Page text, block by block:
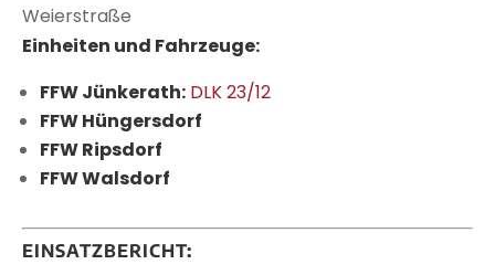
Weierstraße
Einheiten und Fahrzeuge:
FFW Jünkerath: DLK 23/12
FFW Hüngersdorf
FFW Ripsdorf
FFW Walsdorf
EINSATZBERICHT: